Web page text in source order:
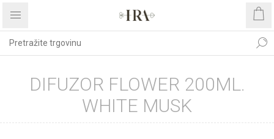
DIFUZOR FLOWER 200ML.
WHITE MUSK